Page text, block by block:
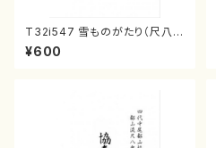
T32i547 雪ものがたり（尺八/
沢井忠夫/楽譜）都山流公刊楽譜
曲番:2256
¥600